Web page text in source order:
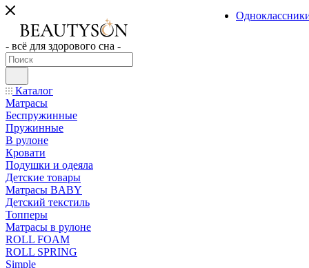
- всё для здорового сна -
Каталог
Матрасы
Беспружинные
Пружинные
В рулоне
Кровати
Подушки и одеяла
Детские товары
Матрасы BABY
Детский текстиль
Топперы
Матрасы в рулоне
ROLL FOAM
ROLL SPRING
Simple